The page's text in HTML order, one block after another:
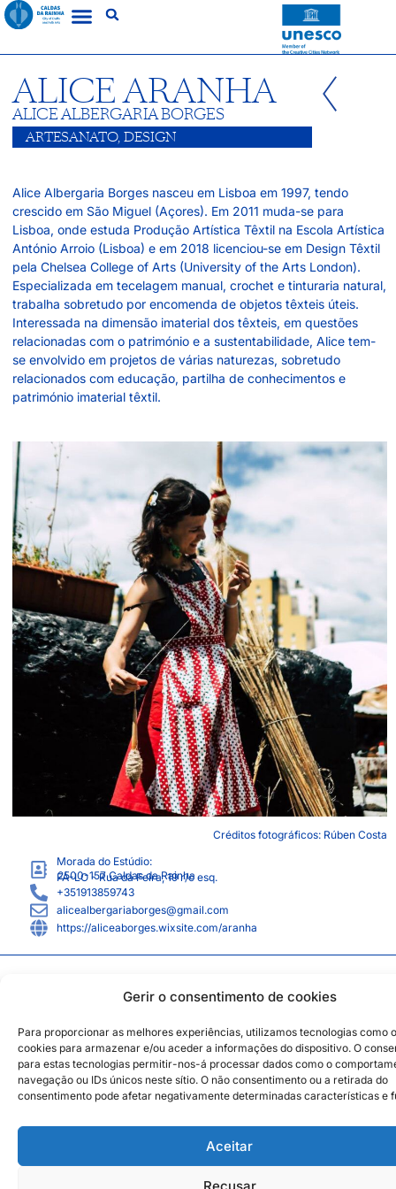
Gerir o consentimento de cookies
Para proporcionar as melhores experiências, utilizamos tecnologias como
cookies para armazenar e/ou aceder a informações do dispositivo. O
para estas tecnologias permitir-nos-á processar dados como o
navegação ou IDs únicos neste sítio. O não consentimento ou a retirada do
consentimento pode afetar negativamente determinadas características e
Aceitar
Recusar
ALICE ARANHA
ALICE ALBERGARIA BORGES
ARTESANATO, DESIGN
Alice Albergaria Borges nasceu em Lisboa em 1997, tendo
crescido em São Miguel (Açores). Em 2011 muda-se para
Lisboa, onde estuda Produção Artística Têxtil na Escola Artística
António Arroio (Lisboa) e em 2018 licenciou-se em Design Têxtil
pela Chelsea College of Arts (University of the Arts London).
Especializada em tecelagem manual, crochet e tinturaria natural,
trabalha sobretudo por encomenda de objetos têxteis úteis.
Interessada na dimensão imaterial dos têxteis, em questões
relacionadas com o património e a sustentabilidade, Alice tem-
se envolvido em projetos de várias naturezas, sobretudo
relacionados com educação, partilha de conhecimentos e
património imaterial têxtil.
Créditos fotográficos: Rúben Costa
Morada do Estúdio:
FÁ-LO - Rua da Feira, 19 r/c esq.
2500-157 Caldas da Rainha
+351913859743
alicealbergariaborges@gmail.com
https://aliceaborges.wixsite.com/aranha
Política de Sustentabilidade
Aviso Legal
Política de Privacidade
Política de Cookies
Criativa